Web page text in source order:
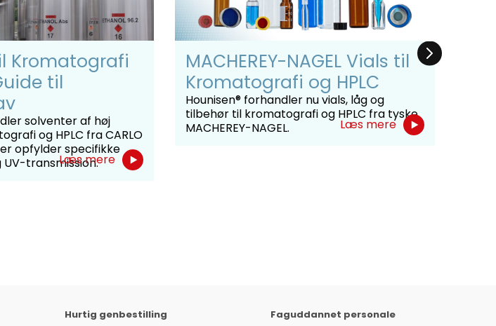
Kromatografi
til
solventer af høj
og HPLC fra CARLO
opfylder specifikke
transmission.
Læs mere
MACHEREY-NAGEL Vials til
Kromatografi og HPLC
Hounisen® forhandler nu vials, låg og
tilbehør til kromatografi og HPLC fra tyske
MACHEREY-NAGEL.
Læs mere
Hurtig genbestilling Faguddannet personale